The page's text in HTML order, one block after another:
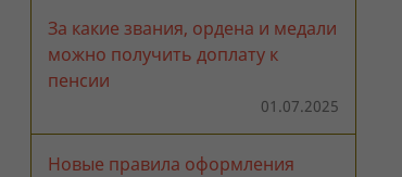
За какие звания, ордена и медали
можно получить доплату к
пенсии
01.07.2025
Новые правила оформления